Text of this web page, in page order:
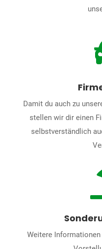
Damit du auch zu
stellen wir dir einen
selbstverständlich
Weitere